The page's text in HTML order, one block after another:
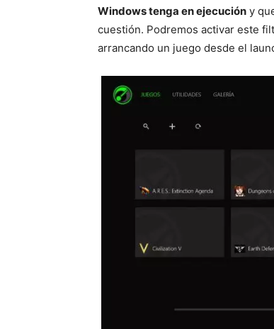
Windows tenga en ejecución y
cuestión. Podremos activar este
arrancando un juego desde el